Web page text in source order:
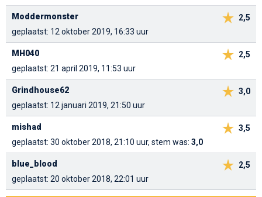
2,5
Moddermonster
geplaatst: 12 oktober 2019, 16:33 uur
2,5
MH040
geplaatst: 21 april 2019, 11:53 uur
3,0
Grindhouse62
geplaatst: 12 januari 2019, 21:50 uur
3,5
mishad
geplaatst: 30 oktober 2018, 21:10 uur, stem was: 3,0
2,5
blue_blood
geplaatst: 20 oktober 2018, 22:01 uur